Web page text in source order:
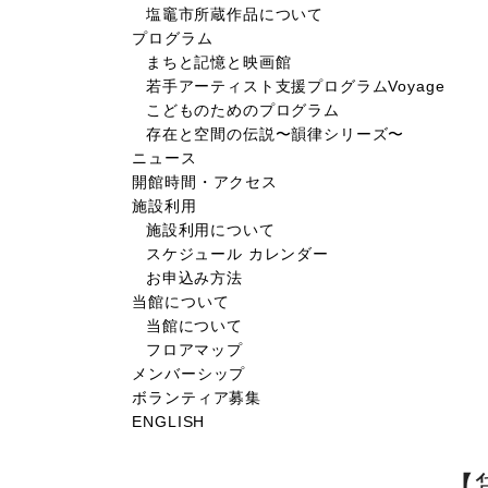
塩竈市所蔵作品について
プログラム
まちと記憶と映画館
若手アーティスト支援プログラムVoyage
こどものためのプログラム
存在と空間の伝説〜韻律シリーズ〜
ニュース
開館時間・アクセス
施設利用
施設利用について
スケジュール カレンダー
お申込み方法
当館について
当館について
フロアマップ
メンバーシップ
ボランティア募集
ENGLISH